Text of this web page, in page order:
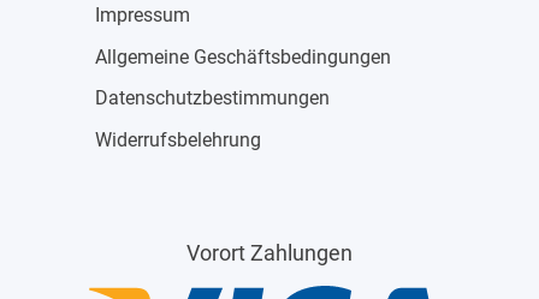
Impressum
Allgemeine Geschäftsbedingungen
Datenschutzbestimmungen
Widerrufsbelehrung
Vorort Zahlungen